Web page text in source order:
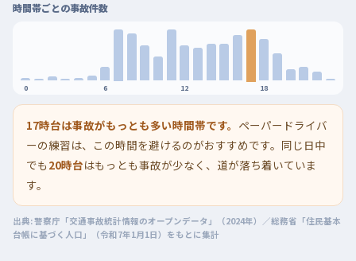
時間帯ごとの事故件数
0 6 12 18
17時台は事故がもっとも多い時間帯です。 ペーパードライバ
ーの練習は、この時間を避けるのがおすすめです。同じ日中
でも 20時台はもっとも事故が少なく、道が落ち着いていま
す。
出典: 警察庁「交通事故統計情報のオープンデータ」（2024年）／総務省「住民基本
台帳に基づく人口」（令和7年1月1日）をもとに集計